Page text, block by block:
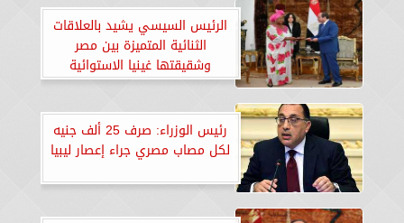
الرئيس السيسي يشيد بالعلاقات
الثنائية المتميزة بين مصر
وشقيقتها غينيا الاستوائية
رئيس الوزراء: صرف 25 ألف جنيه
لكل مصاب مصري جراء إعصار ليبيا